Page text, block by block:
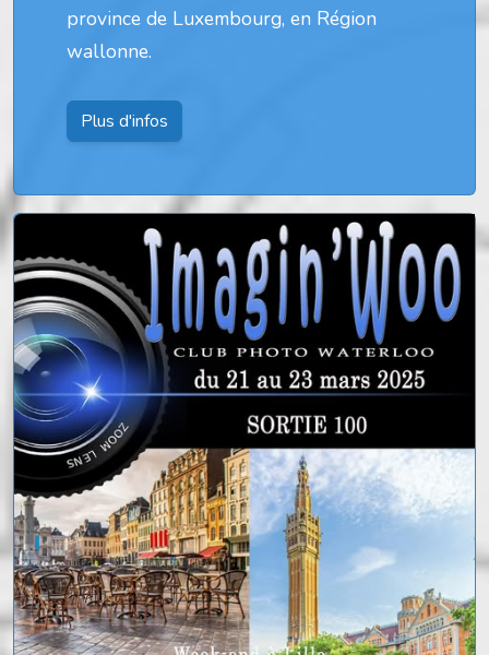
province de Luxembourg, en Région
wallonne.
Plus d'infos